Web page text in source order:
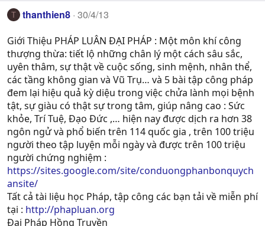
T thanthien8 30/4/13
Giới Thiệu PHÁP LUÂN ĐẠI PHÁP : Một môn khí công
thượng thừa: tiết lộ những chân lý một cách sâu sắc,
uyên thâm, sự thật về cuộc sống, sinh mệnh, nhân thể,
các tầng không gian và Vũ Trụ… và 5 bài tập công pháp
đem lại hiệu quả kỳ diệu trong việc chửa lành mọi bệnh
tật, sự giàu có thật sự trong tâm, giúp nâng cao : Sức
khỏe, Trí Tuệ, Ðạo Ðức ,… hiện nay được dịch ra hơn 38
ngôn ngử và phổ biến trên 114 quốc gia , trên 100 triệu
người theo tập luyện mỗi ngày và được trên 100 triệu
người chứng nghiệm :
https://sites.google.com/site/conduongphanbonquych
ansite/
Tất cả tài liệu học Pháp, tập công các bạn tải về miễn phí
tại : http://phapluan.org
Đại Pháp Hồng Truyền